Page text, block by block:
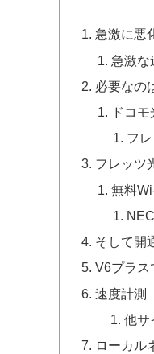
急激に悪
急激な
必要なの
ドコ
フ
フレッツ
無料
そして開
V6プラス
速度計測
他サ
ローカル